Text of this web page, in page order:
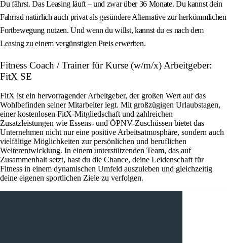
Du fährst. Das Leasing läuft – und zwar über 36 Monate. Du kannst dein
Fahrrad natürlich auch privat als gesündere Alternative zur herkömmlichen
Fortbewegung nutzen. Und wenn du willst, kannst du es nach dem
Leasing zu einem vergünstigten Preis erwerben.
Fitness Coach / Trainer für Kurse (w/m/x) Arbeitgeber:
FitX SE
FitX ist ein hervorragender Arbeitgeber, der großen Wert auf das
Wohlbefinden seiner Mitarbeiter legt. Mit großzügigen Urlaubstagen,
einer kostenlosen FitX-Mitgliedschaft und zahlreichen
Zusatzleistungen wie Essens- und ÖPNV-Zuschüssen bietet das
Unternehmen nicht nur eine positive Arbeitsatmosphäre, sondern auch
vielfältige Möglichkeiten zur persönlichen und beruflichen
Weiterentwicklung. In einem unterstützenden Team, das auf
Zusammenhalt setzt, hast du die Chance, deine Leidenschaft für
Fitness in einem dynamischen Umfeld auszuleben und gleichzeitig
deine eigenen sportlichen Ziele zu verfolgen.